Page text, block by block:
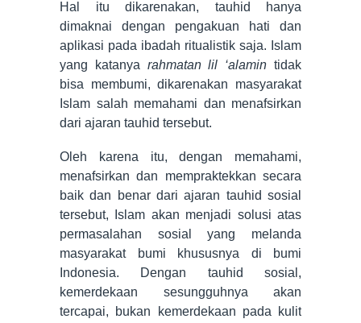
Hal itu dikarenakan, tauhid hanya
dimaknai dengan pengakuan hati dan
aplikasi pada ibadah ritualistik saja. Islam
yang katanya rahmatan lil ‘alamin tidak
bisa membumi, dikarenakan masyarakat
Islam salah memahami dan menafsirkan
dari ajaran tauhid tersebut.
Oleh karena itu, dengan memahami,
menafsirkan dan mempraktekkan secara
baik dan benar dari ajaran tauhid sosial
tersebut, Islam akan menjadi solusi atas
permasalahan sosial yang melanda
masyarakat bumi khususnya di bumi
Indonesia. Dengan tauhid sosial,
kemerdekaan sesungguhnya akan
tercapai, bukan kemerdekaan pada kulit